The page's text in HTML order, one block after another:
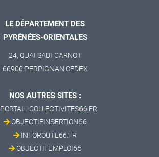
LE DÉPARTEMENT DES
PYRÉNÉES-ORIENTALES
24, QUAI SADI CARNOT
66906 PERPIGNAN CEDEX
NOS AUTRES SITES :
PORTAIL-COLLECTIVITES66.FR
OBJECTIFINSERTION66
INFOROUTE66.FR
OBJECTIFEMPLOI66